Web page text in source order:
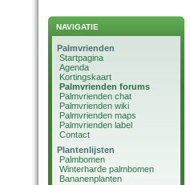
NAVIGATIE
Palmvrienden
Startpagina
Agenda
Kortingskaart
Palmvrienden forums
Palmvrienden chat
Palmvrienden wiki
Palmvrienden maps
Palmvrienden label
Contact
Plantenlijsten
Palmbomen
Winterharde palmbomen
Bananenplanten